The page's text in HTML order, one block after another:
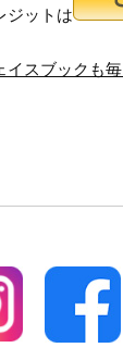
ジットは
イスブックも毎